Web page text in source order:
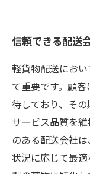
信頼できる配送
軽貨物配送にお
て重要です。顧
待しており、そ
サービス品質を
のある配送会社
状況に応じて最